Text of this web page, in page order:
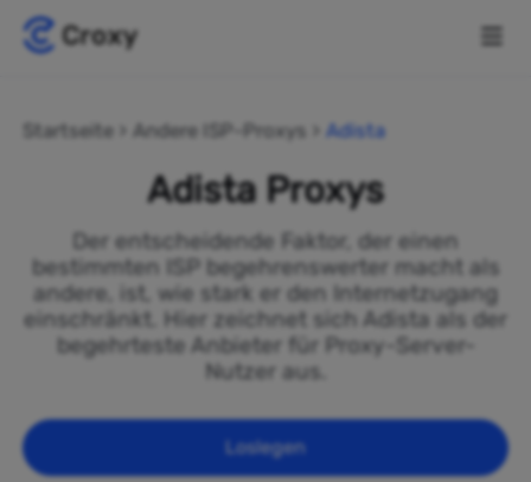
Startseite Andere ISP-Proxys Adista
Adista Proxys
Der entscheidende Faktor, der einen
bestimmten ISP begehrenswerter macht als
andere, ist, wie stark er den Internetzugang
einschränkt. Hier zeichnet sich Adista als der
begehrteste Anbieter für Proxy-Server-
Nutzer aus.
Loslegen